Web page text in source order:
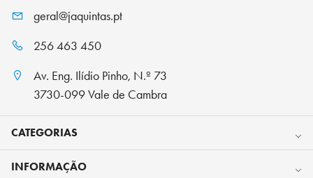
geral@jaquintas.pt
256 463 450
Av. Eng. Ilídio Pinho, N.º 73
3730-099 Vale de Cambra
CATEGORIAS
INFORMAÇÃO